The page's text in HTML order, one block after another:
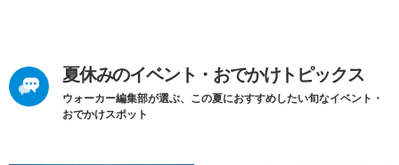
夏休みのイベント・おでかけトピックス
ウォーカー編集部が選ぶ、この夏におすすめしたい旬なイベント・
おでかけスポット